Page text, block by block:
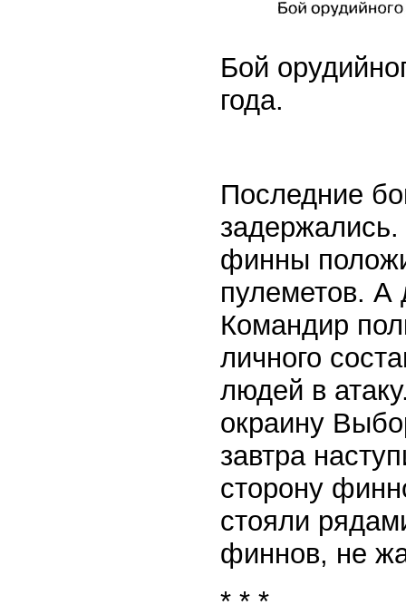
Бой
года.
Последние
финны
пулеметов. А
Командир
личного
людей в
окраину
завтра
сторону
стояли
финнов, не